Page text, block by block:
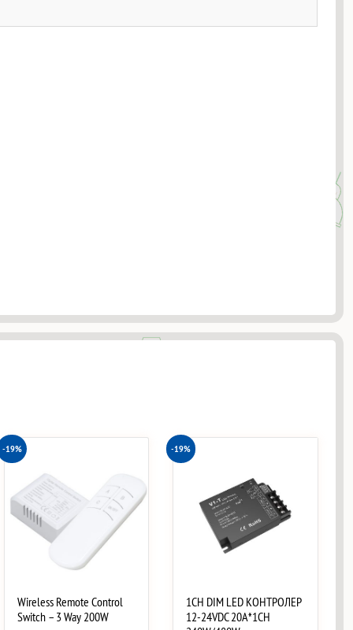
-19%
Wireless Remote Control
Switch – 3 Way 200W
-19%
1CH DIM LED КОНТРОЛЕР
12-24VDC 20A*1CH